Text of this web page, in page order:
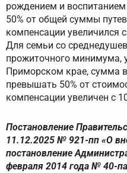
рождением и воспитанием
50% от общей суммы
компенсации увеличился
Для семьи со
прожиточного минимума,
Приморском крае, сумма
превышать 50% от
компенсации увеличен с
Постановление
11.12.2025 № 921-пп «О
постановление
февраля 2014 года № 40-